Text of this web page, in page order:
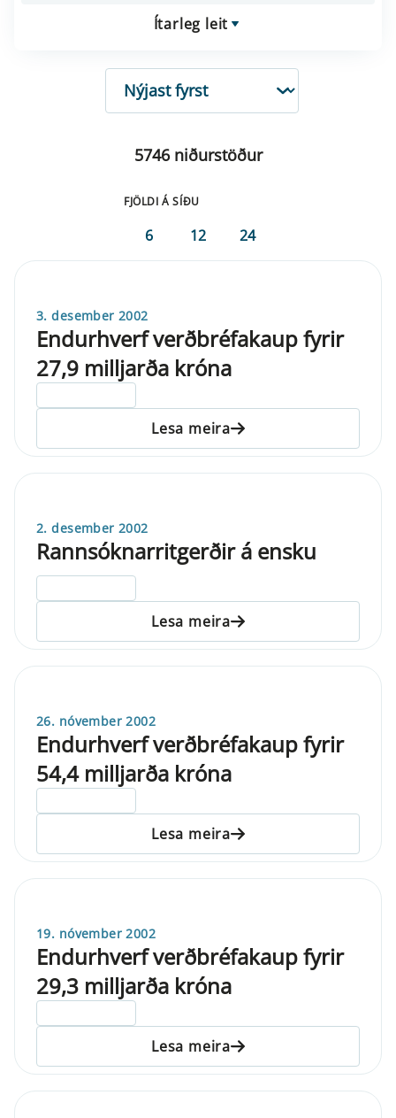
Ítarleg leit
RÖÐUN
5746 niðurstöður
FJÖLDI Á SÍÐU
6 12 24
3. desember 2002
Endurhverf verðbréfakaup fyrir
27,9 milljarða króna
Lesa meira
2. desember 2002
Rannsóknarritgerðir á ensku
Lesa meira
26. nóvember 2002
Endurhverf verðbréfakaup fyrir
54,4 milljarða króna
Lesa meira
19. nóvember 2002
Endurhverf verðbréfakaup fyrir
29,3 milljarða króna
Lesa meira